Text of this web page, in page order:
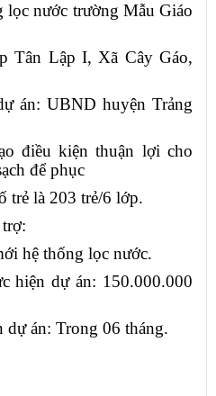
nước trường Mẫu Giáo
Tân Lập I, Xã Cây Gáo,
án: UBND huyện Trảng
điều kiện thuận lợi cho
để phục
trẻ là 203 trẻ/6 lớp.
hệ thống lọc nước.
hiện dự án: 150.000.000
án: Trong 06 tháng.